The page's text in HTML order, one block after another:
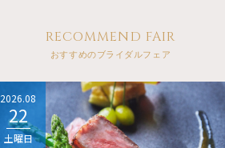
RECOMMEND FAIR
おすすめのブライダルフェア
2026.08
22
土曜日